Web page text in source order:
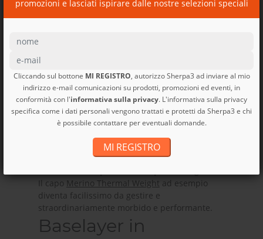
promozioni e lasciati ispirare dalle nostre selezioni speciali
Cliccando sul bottone MI REGISTRO , autorizzo Sherpa3 ad inviare al mio
indirizzo e-mail comunicazioni su prodotti, promozioni ed eventi, in
conformità con l'informativa sulla privacy. L'informativa sulla privacy
specifica come i dati personali vengono trattati e protetti da Sherpa3 e chi
è possibile contattare per eventuali domande.
MI REGISTRO
merino, l’intimo
tecnico sportivo da
uomo naturale
Lalana merinoè il miglior isolante, traspirante
e calda, anche quando è bagnata, regola la
temperatura corporea, resiste agli odori ed è
naturalmente elasticizzata. Gliindumenti
lana merino, ma mescolati con
Capilene riciclatoper donare una maggior
Il capo Merino Thermal Weight ad esempio
diventa facilissimo da gestire e
straordinariamente morbido e performante.
Baselayer in